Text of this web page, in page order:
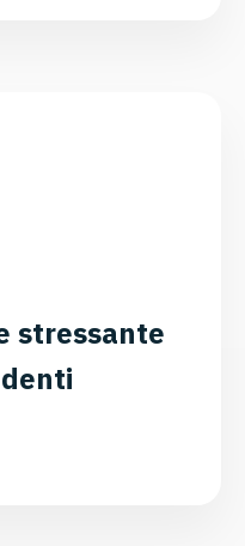
stressante